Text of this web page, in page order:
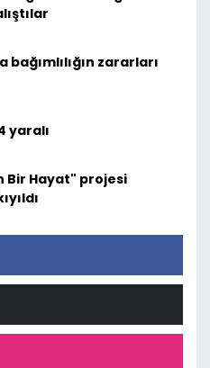
bağımlılığın zararları
yaralı
Bir Hayat" projesi